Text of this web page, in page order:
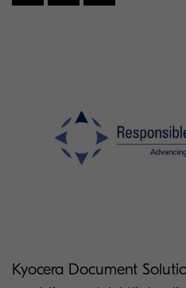
Kyocera Document